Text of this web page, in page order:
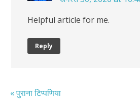
Helpful article for me.
Reply
« पुराना टिप्पणिया